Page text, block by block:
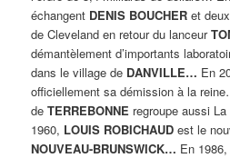
échangent DENIS BOUCHER et
de Cleveland en retour du lanceur
démantèlement d’importants
dans le village de DANVILLE… En
officiellement sa démission à la
deTERREBONNE regroupe aussi
1960, LOUIS ROBICHAUD est le
NOUVEAU-BRUNSWICK… En